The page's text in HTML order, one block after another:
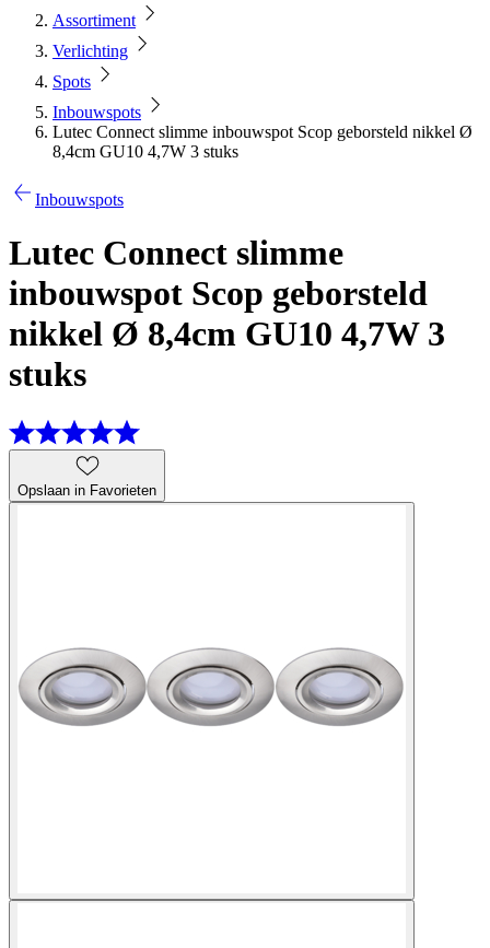
Assortiment
Verlichting
Spots
Inbouwspots
Lutec Connect slimme inbouwspot Scop geborsteld nikkel Ø
8,4cm GU10 4,7W 3 stuks
Inbouwspots
Lutec Connect slimme
inbouwspot Scop geborsteld
nikkel Ø 8,4cm GU10 4,7W 3
stuks
Opslaan in Favorieten